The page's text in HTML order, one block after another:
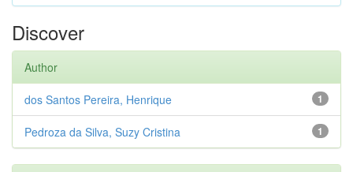
Discover
Author
1
dos Santos Pereira, Henrique
1
Pedroza da Silva, Suzy Cristina